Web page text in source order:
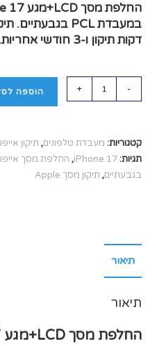
דקות תיקון ו-3 חודשי אחריות.
-
+ הוספה
קטגוריות: מעבדת טלפונים, תיקון אייפון
תגיות: iPhone 17
, החלפת מסך אייפון
בגבעתיים, תיקון מסך Apple
תיאור
תיאור
החלפת מסך LCD+מגע